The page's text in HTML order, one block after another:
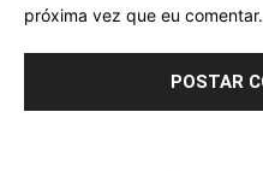
próxima vez que eu comentar.